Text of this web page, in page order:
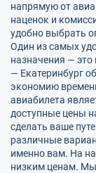
напрямую от
наценок и
удобно выбрать
Один из самых
назначения — это
— Екатеринбург
экономию
авиабилета
доступные цены
сделать ваше
различные
именно вам. На
низким ценам. Мы